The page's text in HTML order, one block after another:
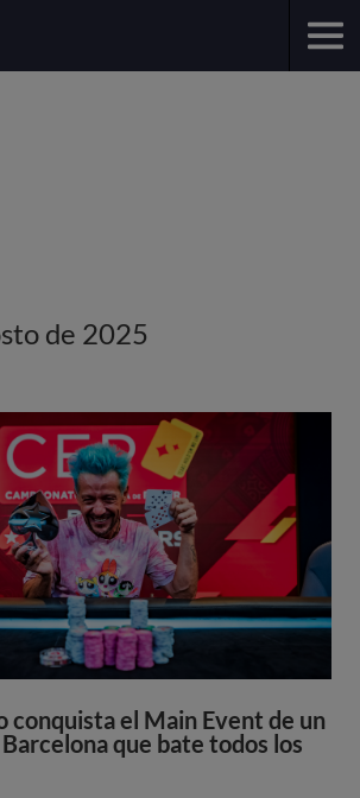
de 2025
conquista el Main Event de un
que bate todos los